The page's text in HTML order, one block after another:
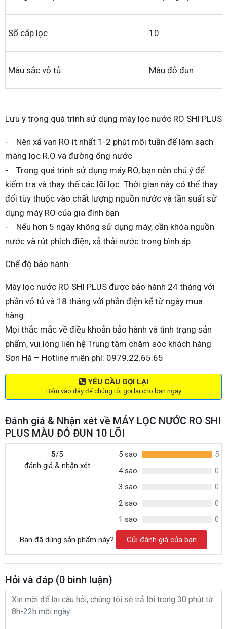
Số cấp lọc 10
Màu sắc vỏ tủ Màu đỏ đun
Lưu ý trong quá trình sử dụng máy lọc nước RO SHI PLUS
- Nên xả van RO ít nhất 1-2 phút mỗi tuần để làm sạch
màng lọc R.O và đường ống nước
- Trong quá trình sử dụng máy RO, bạn nên chú ý để
kiểm tra và thay thế các lõi lọc. Thời gian này có thể thay
đổi tùy thuộc vào chất lượng nguồn nước và tần suất sử
dụng máy RO của gia đình bạn
- Nếu hơn 5 ngày không sử dụng máy, cần khóa nguồn
nước và rút phích điện, xả thải nước trong bình áp.
Chế độ bảo hành
Máy lọc nước RO SHI PLUS được bảo hành 24 tháng với
phần vỏ tủ và 18 tháng với phần điện kể từ ngày mua
hàng.
Mọi thắc mắc về điều khoản bảo hành và tình trạng sản
phẩm, vui lòng liên hệ Trung tâm chăm sóc khách hàng
Sơn Hà – Hotline miễn phí: 0979.22.65.65
YÊU CẦU GỌI LẠI
Bấm vào đây để chúng tôi gọi lại cho bạn ngay
Đánh giá & Nhận xét về MÁY LỌC NƯỚC RO SHI
PLUS MÀU ĐỎ ĐUN 10 LÕI
5/5
đánh giá & nhận xét
5 sao
5
4 sao
0
3 sao
0
2 sao
0
1 sao
0
Bạn đã dùng sản phẩm này? Gửi đánh giá của bạn
Hỏi và đáp (0 bình luận)